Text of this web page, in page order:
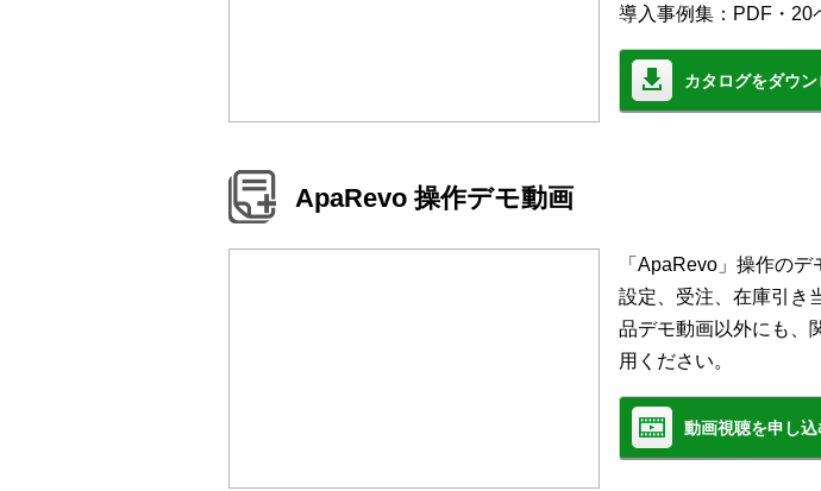
導入事例集：PDF・20
カタログをダウ
ApaRevo 操作デモ動画
「ApaRevo」操作の
設定、受注、在庫引き
品デモ動画以外にも、
用ください。
動画視聴を申し込